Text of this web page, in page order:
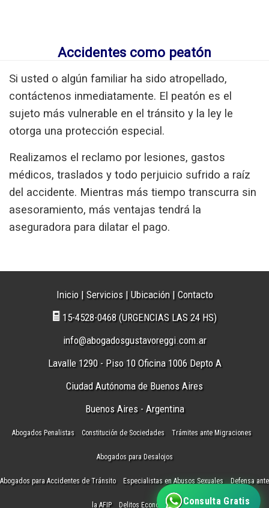
Accidentes como peatón
Si usted o algún familiar ha sido atropellado,
contáctenos inmediatamente. El peatón es el
sujeto más vulnerable en el tránsito y la ley le
otorga una protección especial.
Realizamos el reclamo por lesiones, gastos
médicos, traslados y todo perjuicio sufrido a raíz
del accidente. Mientras más tiempo transcurra sin
asesoramiento, más ventajas tendrá la
aseguradora para dilatar el pago.
Consulta Gratis
Inicio| Servicios| Ubicación| Contacto
15-4528-0468 (URGENCIAS LAS 24 HS)
info@abogadosgustavoreggi.com.ar
Lavalle 1290 - Piso 10 Oficina 1006 Depto A
Ciudad Autónoma de Buenos Aires
Buenos Aires - Argentina
Abogados Penalistas Constitución de Sociedades Trámites ante Migraciones
Abogados para Desalojos
Abogados para Accidentes de Tránsito Especialistas en Abusos Sexuales Defensa ante
la AFIP Delitos Económicos